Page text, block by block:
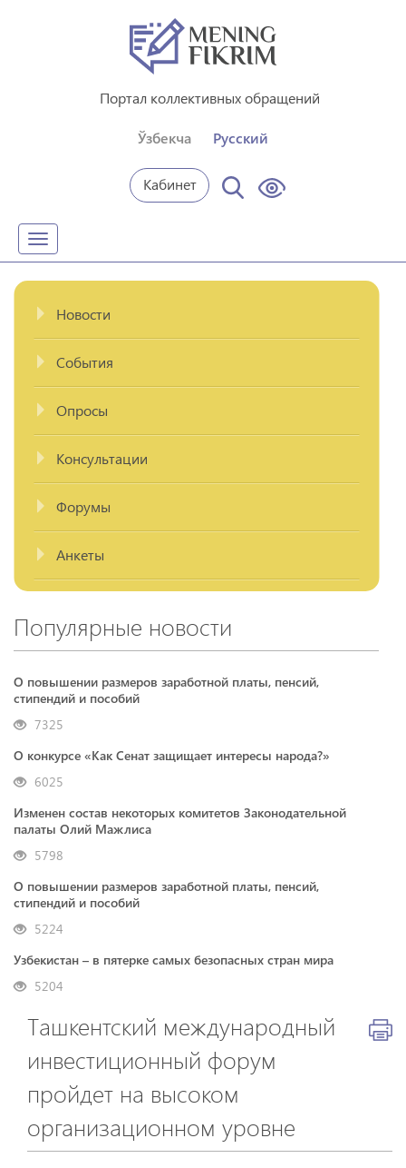
Портал коллективных обращений
Ўзбекча Русский
Кабинет
Toggle
navigation
Новости
События
Опросы
Консультации
Форумы
Анкеты
Популярные новости
О повышении размеров заработной платы, пенсий,
стипендий и пособий
7325
О конкурсе «Как Сенат защищает интересы народа?»
6025
Изменен состав некоторых комитетов Законодательной
палаты Олий Мажлиса
5798
О повышении размеров заработной платы, пенсий,
стипендий и пособий
5224
Узбекистан – в пятерке самых безопасных стран мира
5204
Ташкентский международный
инвестиционный форум
пройдет на высоком
организационном уровне